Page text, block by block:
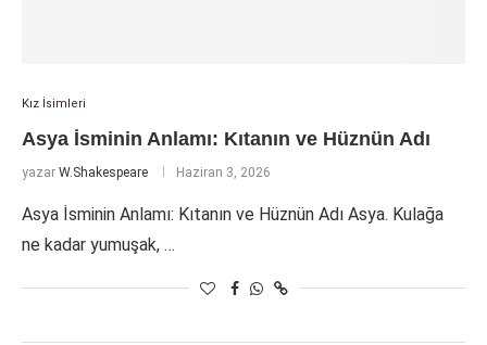
Kız İsimleri
Asya İsminin Anlamı: Kıtanın ve Hüznün Adı
yazar W.Shakespeare Haziran 3, 2026
Asya İsminin Anlamı: Kıtanın ve Hüznün Adı Asya. Kulağa
ne kadar yumuşak, …